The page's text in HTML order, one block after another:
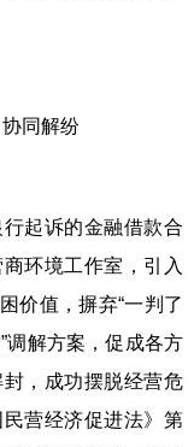
同解纷
起诉的金融借款合
环境工作室，引入
价值，摒弃“一判了
调解方案，促成各方
，成功摆脱经营危
营经济促进法》第